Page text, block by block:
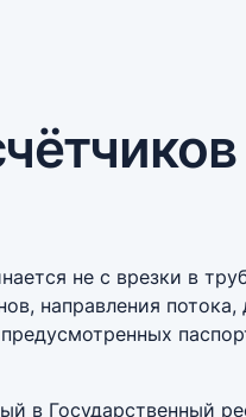
не с врезки в
направления потока,
в Государственный